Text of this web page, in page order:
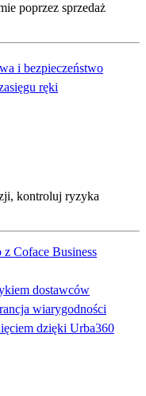
poprzez sprzedaż
i bezpieczeństwo
ręki
kontroluj ryzyka
Coface Business
dostawców
wiarygodności
dzięki Urba360